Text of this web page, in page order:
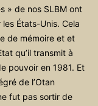
» de nos SLBM ont
États-Unis. Cela
de mémoire et et
qu’il transmit à
pouvoir en 1981. Et
de l’Otan
fut pas sortir de